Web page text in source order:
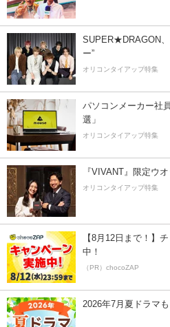
SUPER★DRAGON、
ー”
オリコンタイアップ特集
パソコンメーカー社
選」
オリコンタイアップ特集
『VIVANT』限定ウ
オリコンタイアップ特集
【8月12日まで！】
中！
（PR）chocoZAP
2026年7月夏ドラマ